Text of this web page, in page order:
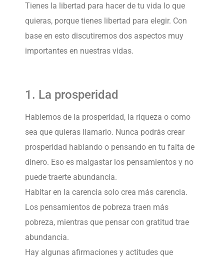
Tienes la libertad para hacer de tu vida lo que
quieras, porque tienes libertad para elegir. Con
base en esto discutiremos dos aspectos muy
importantes en nuestras vidas.
1. La prosperidad
Hablemos de la prosperidad, la riqueza o como
sea que quieras llamarlo. Nunca podrás crear
prosperidad hablando o pensando en tu falta de
dinero. Eso es malgastar los pensamientos y no
puede traerte abundancia.
Habitar en la carencia solo crea más carencia.
Los pensamientos de pobreza traen más
pobreza, mientras que pensar con gratitud trae
abundancia.
Hay algunas afirmaciones y actitudes que